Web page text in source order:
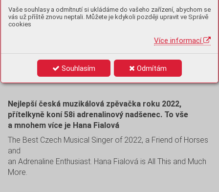
Vaše souhlasy a odmítnutí si ukládáme do vašeho zařízení, abychom se
vás už příště znovu neptali. Můžete je kdykoli později upravit ve Správě
cookies
Více informací
Souhlasím Odmítám
30+ osobností ve Zlíně. Fenomén láká lídry z oboru 56
30+ Personalities in Zlín. Phenomenon Attracts Industry
STYL ROZHOVOR
STYLE INTERVIEW
Nejlepší česká muzikálová zpěvačka roku 2022,
přítelkyně koní 58i adrenalinový nadšenec. To vše
a mnohem více je Hana Fialová
The Best Czech Musical Singer of 2022, a Friend of Horses
and
an Adrenaline Enthusiast. Hana Fialová is All This and Much
More.